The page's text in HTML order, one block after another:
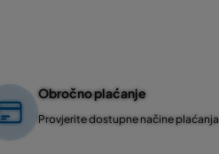
Obročno plaćanje
Provjerite dostupne načine plaćanja